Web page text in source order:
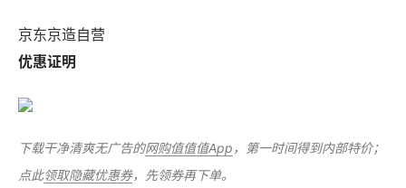
京东京造自营
优惠证明
下载干净清爽无广告的网购值值值App ，第一时间得到内部特价；
点此领取隐藏优惠券，先领券再下单。